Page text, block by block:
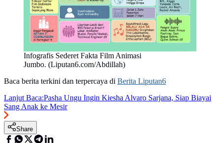
Infografis Sederet Fakta Film Animasi
Jumbo. (Liputan6.com/Abdillah)
Baca berita terkini dan terpercaya di Berita Liputan6
Lanjut Baca:Pasha Ungu Ingin Kiesha Alvaro Sarjana, Siap Biayai
Sang Anak ke Mesir
Share